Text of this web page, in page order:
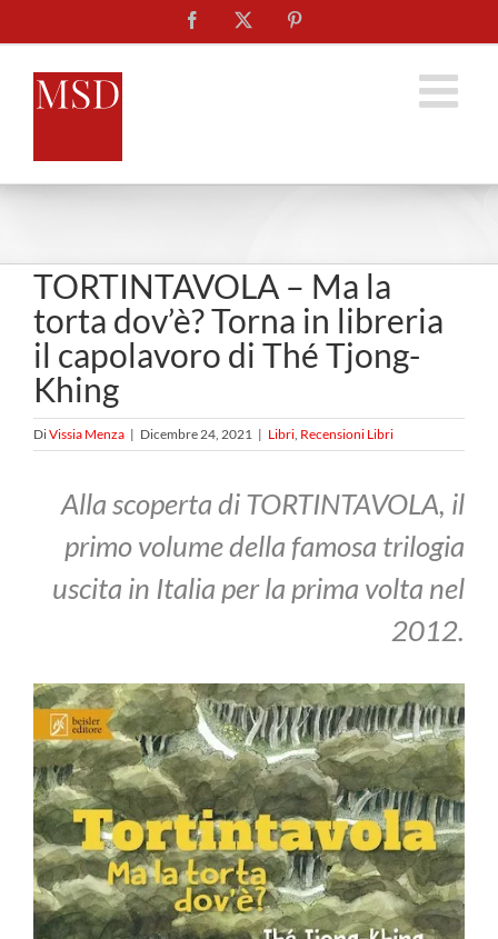
al
contenuto
Facebook
TORTINTAVOLA – Ma la
torta dov’è? Torna in libreria
il capolavoro di Thé Tjong-
Khing
DiVissia Menza | Dicembre 24, 2021 | Libri, Recensioni Libri
Alla scoperta di TORTINTAVOLA, il
primo volume della famosa trilogia
uscita in Italia per la prima volta nel
2012.